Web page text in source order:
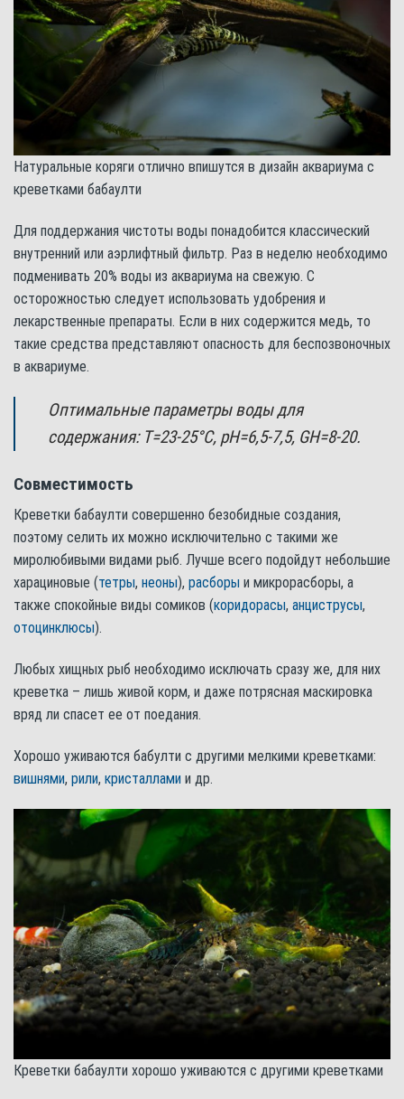
Натуральные коряги отлично впишутся в дизайн аквариума с
креветками бабаулти
Для поддержания чистоты воды понадобится классический
внутренний или аэрлифтный фильтр. Раз в неделю необходимо
подменивать 20% воды из аквариума на свежую. С
осторожностью следует использовать удобрения и
лекарственные препараты. Если в них содержится медь, то
такие средства представляют опасность для беспозвоночных
в аквариуме.
Оптимальные параметры воды для
содержания: Т=23-25°С, pH=6,5-7,5, GH=8-20.
Совместимость
Креветки бабаулти совершенно безобидные создания,
поэтому селить их можно исключительно с такими же
миролюбивыми видами рыб. Лучше всего подойдут небольшие
харациновые (тетры, неоны), расборы и микрорасборы, а
также спокойные виды сомиков (коридорасы, анциструсы,
отоцинклюсы).
Любых хищных рыб необходимо исключать сразу же, для них
креветка – лишь живой корм, и даже потрясная маскировка
вряд ли спасет ее от поедания.
Хорошо уживаются бабулти с другими мелкими креветками:
вишнями, рили, кристаллами и др.
Креветки бабаулти хорошо уживаются с другими креветками